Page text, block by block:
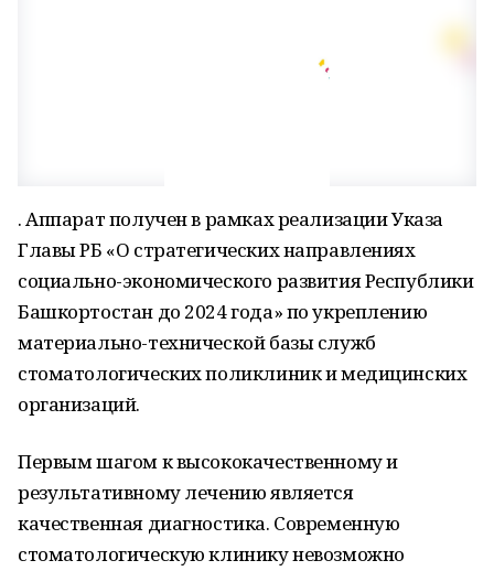
. Аппарат получен в рамках реализации Указа
Главы РБ «О стратегических направлениях
социально-экономического развития Республики
Башкортостан до 2024 года» по укреплению
материально-технической базы служб
стоматологических поликлиник и медицинских
организаций.
Первым шагом к высококачественному и
результативному лечению является
качественная диагностика. Современную
стоматологическую клинику невозможно